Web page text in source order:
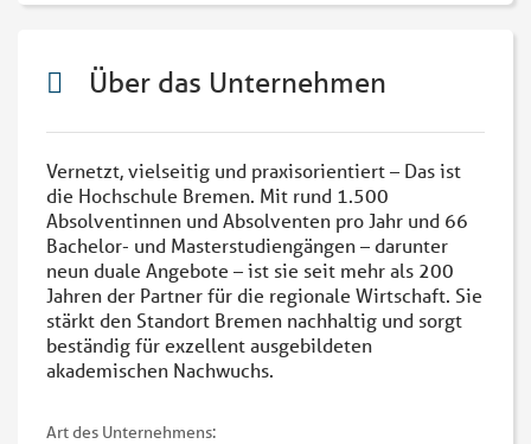
Über das Unternehmen
Vernetzt, vielseitig und praxisorientiert – Das ist
die Hochschule Bremen. Mit rund 1.500
Absolventinnen und Absolventen pro Jahr und 66
Bachelor- und Masterstudiengängen – darunter
neun duale Angebote – ist sie seit mehr als 200
Jahren der Partner für die regionale Wirtschaft. Sie
stärkt den Standort Bremen nachhaltig und sorgt
beständig für exzellent ausgebildeten
akademischen Nachwuchs.
Art des Unternehmens: